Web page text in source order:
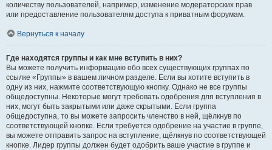
количеству пользователей, например, изменение модераторских прав
или предоставление пользователям доступа к приватным форумам.
Вернуться к началу
Где находятся группы и как мне вступить в них?
Вы можете получить информацию обо всех существующих группах по
ссылке «Группы» в вашем личном разделе. Если вы хотите вступить в
одну из них, нажмите соответствующую кнопку. Однако не все группы
общедоступны. Некоторые могут требовать одобрения для вступления в
них, могут быть закрытыми или даже скрытыми. Если группа
общедоступна, то вы можете запросить членство в ней, щёлкнув по
соответствующей кнопке. Если требуется одобрение на участие в группе,
вы можете отправить запрос на вступление, щёлкнув по соответствующей
кнопке. Лидер группы должен будет одобрить ваше участие в группе и